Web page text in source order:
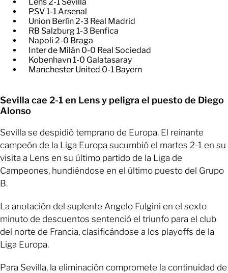
PSV 1-1 Arsenal
Union Berlín 2-3 Real Madrid
RB Salzburg 1-3 Benfica
Napoli 2-0 Braga
Inter de Milán 0-0 Real Sociedad
Kobenhavn 1-0 Galatasaray
Manchester United 0-1 Bayern
Sevilla cae 2-1 en Lens y peligra el puesto de Diego
Alonso
Sevilla se despidió temprano de Europa. El reinante
campeón de la Liga Europa sucumbió el martes 2-1 en su
visita a Lens en su último partido de la Liga de
Campeones, hundiéndose en el último puesto del Grupo
B.
La anotación del suplente Angelo Fulgini en el sexto
minuto de descuentos sentenció el triunfo para el club
del norte de Francia, clasificándose a los playoffs de la
Liga Europa.
Para Sevilla, la eliminación compromete la continuidad de